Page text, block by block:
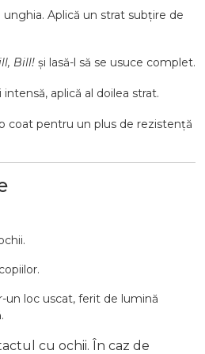
unghia. Aplică un strat subțire de
Bill! și lasă-l să se usuce complet.
aplică al doilea strat.
coat pentru un plus de rezistență
un loc uscat, ferit de lumină
cu ochii. În caz de